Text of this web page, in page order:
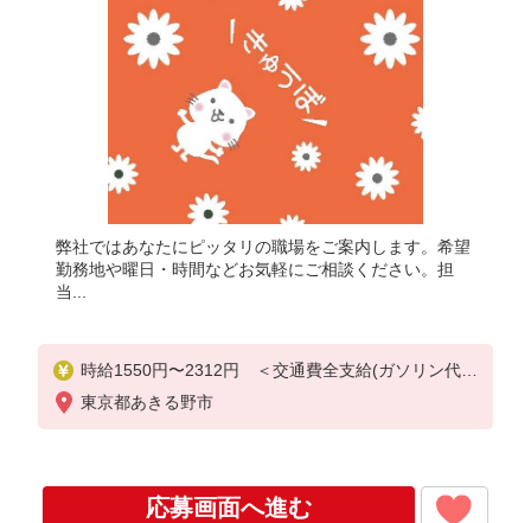
弊社ではあなたにピッタリの職場をご案内します。希望
勤務地や曜日・時間などお気軽にご相談ください。担
当...
時給1550円〜2312円 ＜交通費全支給(ガソリン代含
む)＞
東京都あきる野市
応募画面へ進む